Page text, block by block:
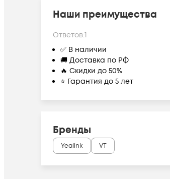
Наши преимущества
Ответов:1
✅ В наличии
🚚 Доставка по РФ
🔥 Скидки до 50%
⭐ Гарантия до 5 лет
Бренды
Yealink VT